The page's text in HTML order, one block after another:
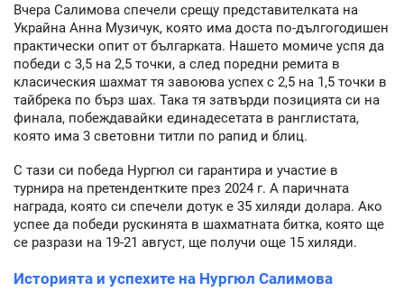
Вчера Салимова спечели срещу представителката на
Украйна Анна Музичук, която има доста по-дългогодишен
практически опит от българката. Нашето момиче успя да
победи с 3,5 на 2,5 точки, а след поредни ремита в
класическия шахмат тя завоюва успех с 2,5 на 1,5 точки в
тайбрека по бърз шах. Така тя затвърди позицията си на
финала, побеждавайки единадесетата в ранглистата,
която има 3 световни титли по рапид и блиц.
С тази си победа Нургюл си гарантира и участие в
турнира на претендентките през 2024 г. А паричната
награда, която си спечели дотук е 35 хиляди долара. Ако
успее да победи рускинята в шахматната битка, която ще
се разрази на 19-21 август, ще получи още 15 хиляди.
Историята и успехите на Нургюл Салимова